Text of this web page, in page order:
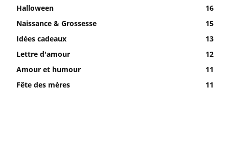
Halloween
16
Naissance & Grossesse
15
Idées cadeaux
13
Lettre d'amour
12
Amour et humour
11
Fête des mères
11